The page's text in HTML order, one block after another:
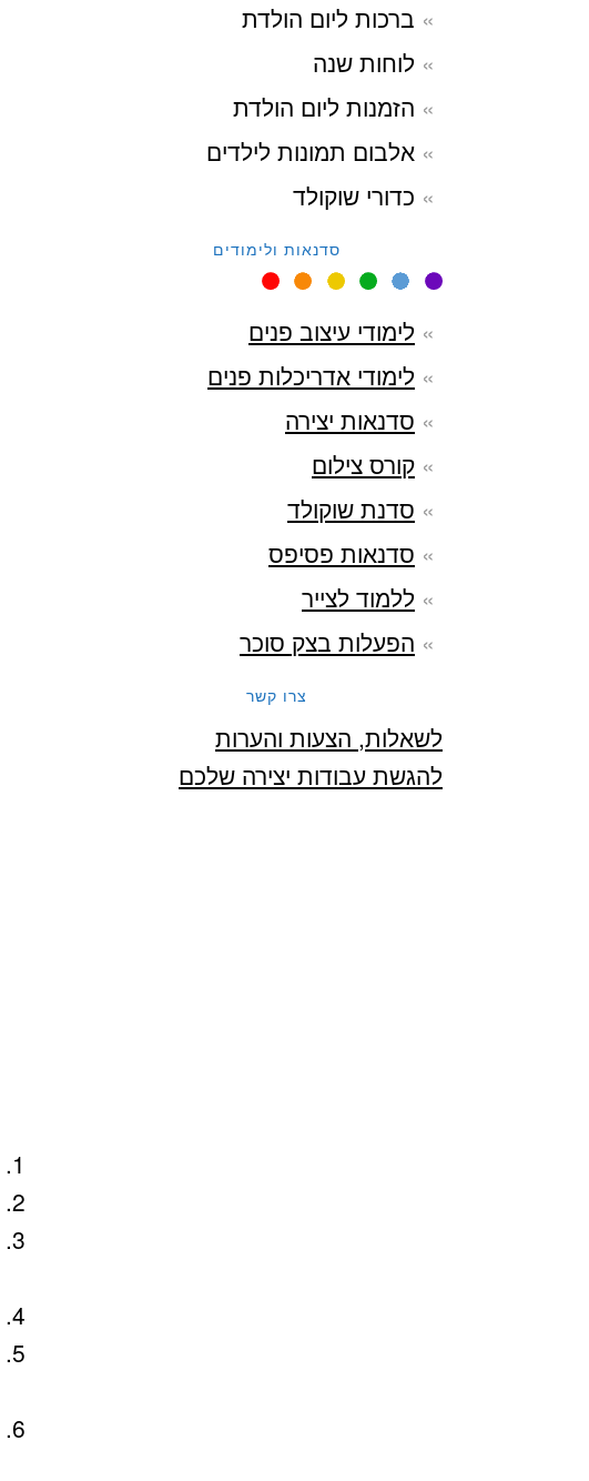
ברכות ליום הולדת
לוחות שנה
הזמנות ליום הולדת
אלבום תמונות לילדים
כדורי שוקולד
סדנאות ולימודים
לימודי עיצוב פנים
לימודי אדריכלות פנים
סדנאות יצירה
קורס צילום
סדנת שוקולד
סדנאות פסיפס
ללמוד לצייר
הפעלות בצק סוכר
צרו קשר
לשאלות, הצעות והערות
להגשת עבודות יצירה שלכם